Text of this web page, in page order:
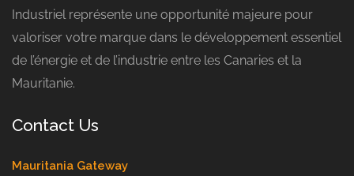
Industriel représente une opportunité majeure pour
valoriser votre marque dans le développement essentiel
de l’énergie et de l’industrie entre les Canaries et la
Mauritanie.
Contact Us
Mauritania Gateway